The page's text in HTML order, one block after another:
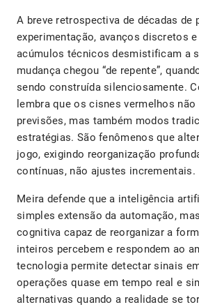
A breve retrospectiva de décadas de
experimentação, avanços discretos
acúmulos técnicos desmistificam a
mudança chegou “de repente”,
sendo construída silenciosamente.
lembra que os cisnes vermelhos
previsões, mas também modos
estratégias. São fenômenos que
jogo, exigindo reorganização
contínuas, não ajustes incrementais.
Meira defende que a inteligência
simples extensão da automação,
cognitiva capaz de reorganizar a
inteiros percebem e respondem ao
tecnologia permite detectar sinais
operações quase em tempo real e
alternativas quando a realidade se